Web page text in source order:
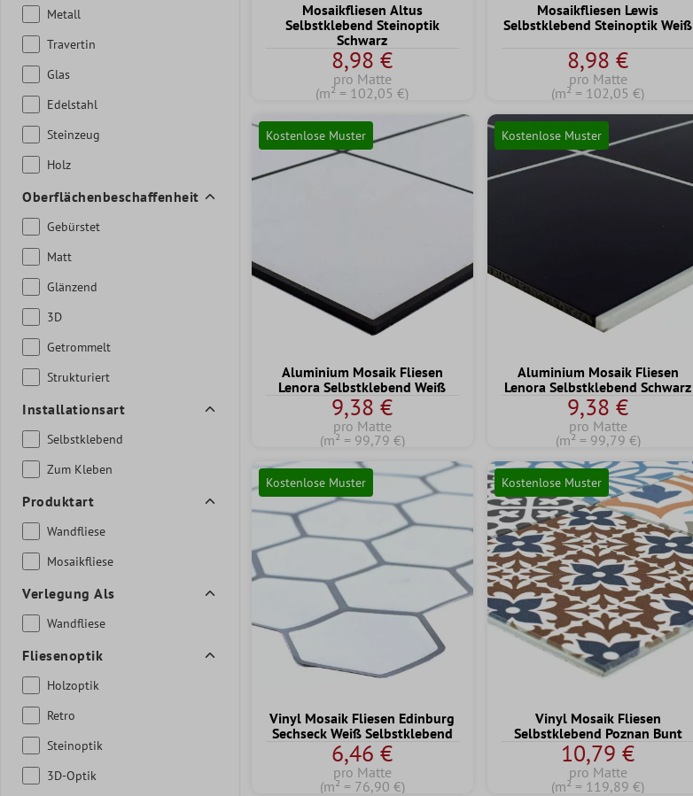
Metall
Travertin
Glas
Edelstahl
Steinzeug
Holz
Oberflächenbeschaffenheit
Gebürstet
Matt
Glänzend
3D
Getrommelt
Strukturiert
Installationsart
Selbstklebend
Zum Kleben
Produktart
Wandfliese
Mosaikfliese
Verlegung Als
Wandfliese
Fliesenoptik
Holzoptik
Retro
Steinoptik
3D-Optik
Mosaikfliesen Altus
Selbstklebend Steinoptik
Schwarz
8,98 €
pro Matte
(m² = 102,05 €)
Mosaikfliesen Lewis
Selbstklebend Steinoptik Weiß
8,98 €
pro Matte
(m² = 102,05 €)
Kostenlose Muster
Aluminium Mosaik Fliesen
Lenora Selbstklebend Weiß
9,38 €
pro Matte
(m² = 99,79 €)
Kostenlose Muster
Aluminium Mosaik Fliesen
Lenora Selbstklebend Schwarz
9,38 €
pro Matte
(m² = 99,79 €)
Kostenlose Muster
Vinyl Mosaik Fliesen Edinburg
Sechseck Weiß Selbstklebend
6,46 €
pro Matte
(m² = 76,90 €)
Kostenlose Muster
Vinyl Mosaik Fliesen
Selbstklebend Poznan Bunt
10,79 €
pro Matte
(m² = 119,89 €)